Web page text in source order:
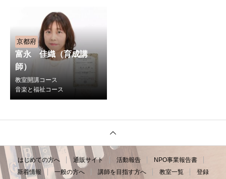
京都府
富永 佳織（育成講
師）
教室開講コース
音楽と福祉コース
はじめての方へ 通販サイト 活動報告
NPO事業報告書
新着情報
一般の方へ 講師を目指す方へ 教室一覧
登録